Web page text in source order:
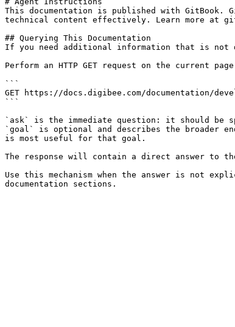
This documentation is published with GitBook.
technical content effectively. Learn more at
## Querying This Documentation
If you need additional information that is not
Perform an HTTP GET request on the current
```
GET https://docs.digibee.com/documentation/
```
`ask` is the immediate question: it should be
`goal` is optional and describes the broader
is most useful for that goal.
The response will contain a direct answer to
Use this mechanism when the answer is not